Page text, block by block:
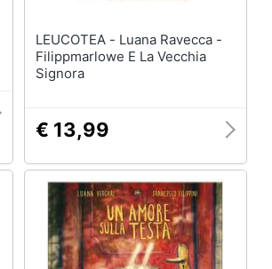
LEUCOTEA - Luana Ravecca -
Filippmarlowe E La Vecchia
Signora
€ 13,99